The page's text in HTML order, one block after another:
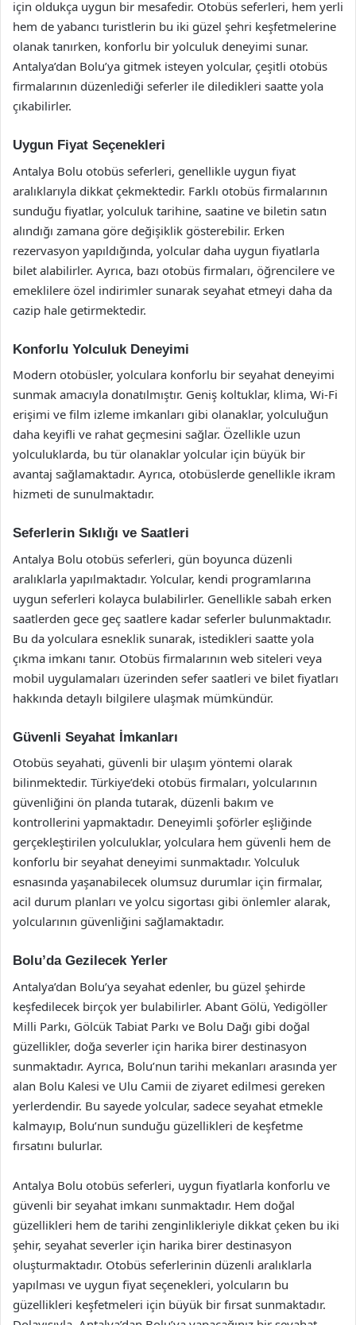
için oldukça uygun bir mesafedir. Otobüs seferleri, hem yerli
hem de yabancı turistlerin bu iki güzel şehri keşfetmelerine
olanak tanırken, konforlu bir yolculuk deneyimi sunar.
Antalya’dan Bolu’ya gitmek isteyen yolcular, çeşitli otobüs
firmalarının düzenlediği seferler ile diledikleri saatte yola
çıkabilirler.
Uygun Fiyat Seçenekleri
Antalya Bolu otobüs seferleri, genellikle uygun fiyat
aralıklarıyla dikkat çekmektedir. Farklı otobüs firmalarının
sunduğu fiyatlar, yolculuk tarihine, saatine ve biletin satın
alındığı zamana göre değişiklik gösterebilir. Erken
rezervasyon yapıldığında, yolcular daha uygun fiyatlarla
bilet alabilirler. Ayrıca, bazı otobüs firmaları, öğrencilere ve
emeklilere özel indirimler sunarak seyahat etmeyi daha da
cazip hale getirmektedir.
Konforlu Yolculuk Deneyimi
Modern otobüsler, yolculara konforlu bir seyahat deneyimi
sunmak amacıyla donatılmıştır. Geniş koltuklar, klima, Wi-Fi
erişimi ve film izleme imkanları gibi olanaklar, yolculuğun
daha keyifli ve rahat geçmesini sağlar. Özellikle uzun
yolculuklarda, bu tür olanaklar yolcular için büyük bir
avantaj sağlamaktadır. Ayrıca, otobüslerde genellikle ikram
hizmeti de sunulmaktadır.
Seferlerin Sıklığı ve Saatleri
Antalya Bolu otobüs seferleri, gün boyunca düzenli
aralıklarla yapılmaktadır. Yolcular, kendi programlarına
uygun seferleri kolayca bulabilirler. Genellikle sabah erken
saatlerden gece geç saatlere kadar seferler bulunmaktadır.
Bu da yolculara esneklik sunarak, istedikleri saatte yola
çıkma imkanı tanır. Otobüs firmalarının web siteleri veya
mobil uygulamaları üzerinden sefer saatleri ve bilet fiyatları
hakkında detaylı bilgilere ulaşmak mümkündür.
Güvenli Seyahat İmkanları
Otobüs seyahati, güvenli bir ulaşım yöntemi olarak
bilinmektedir. Türkiye’deki otobüs firmaları, yolcularının
güvenliğini ön planda tutarak, düzenli bakım ve
kontrollerini yapmaktadır. Deneyimli şoförler eşliğinde
gerçekleştirilen yolculuklar, yolculara hem güvenli hem de
konforlu bir seyahat deneyimi sunmaktadır. Yolculuk
esnasında yaşanabilecek olumsuz durumlar için firmalar,
acil durum planları ve yolcu sigortası gibi önlemler alarak,
yolcularının güvenliğini sağlamaktadır.
Bolu’da Gezilecek Yerler
Antalya’dan Bolu’ya seyahat edenler, bu güzel şehirde
keşfedilecek birçok yer bulabilirler. Abant Gölü, Yedigöller
Milli Parkı, Gölcük Tabiat Parkı ve Bolu Dağı gibi doğal
güzellikler, doğa severler için harika birer destinasyon
sunmaktadır. Ayrıca, Bolu’nun tarihi mekanları arasında yer
alan Bolu Kalesi ve Ulu Camii de ziyaret edilmesi gereken
yerlerdendir. Bu sayede yolcular, sadece seyahat etmekle
kalmayıp, Bolu’nun sunduğu güzellikleri de keşfetme
fırsatını bulurlar.
Antalya Bolu otobüs seferleri, uygun fiyatlarla konforlu ve
güvenli bir seyahat imkanı sunmaktadır. Hem doğal
güzellikleri hem de tarihi zenginlikleriyle dikkat çeken bu iki
şehir, seyahat severler için harika birer destinasyon
oluşturmaktadır. Otobüs seferlerinin düzenli aralıklarla
yapılması ve uygun fiyat seçenekleri, yolcuların bu
güzellikleri keşfetmeleri için büyük bir fırsat sunmaktadır.